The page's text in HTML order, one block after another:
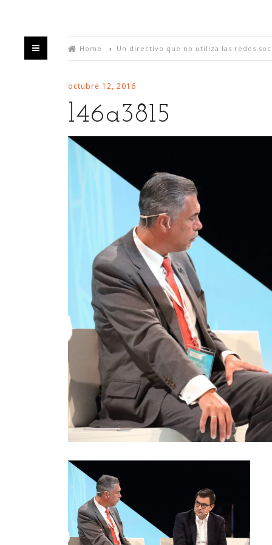
Home › Un directivo que no utiliza las redes
octubre 12, 2016
l46a3815